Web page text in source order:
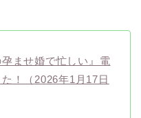
ませ婚で忙しい』電
！（2026年1月17日